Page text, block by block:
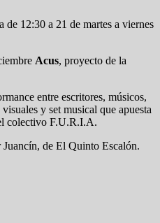
12:30 a 21 de martes a viernes
Acus, proyecto de la
entre escritores, músicos,
y set musical que apuesta
colectivo F.U.R.I.A.
de El Quinto Escalón.